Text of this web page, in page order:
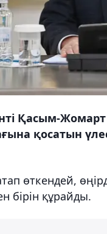
Қасым-
қосатын
өткендей,
бірін құрайды.